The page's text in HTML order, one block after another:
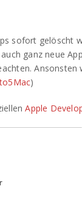
sofort gelöscht
ganz neue
Ansonsten
)
Apple